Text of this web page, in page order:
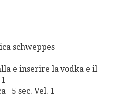
schweppes
e inserire la vodka e il
5 sec. Vel. 1